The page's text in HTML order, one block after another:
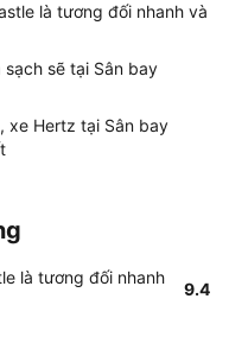
là tương đối nhanh và
sẽ tại Sân bay
xe Hertz tại Sân bay
là tương đối nhanh
9.4